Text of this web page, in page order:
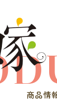
商品情